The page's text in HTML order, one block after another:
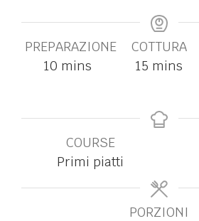
PREPARAZIONE
10 mins
COTTURA
15 mins
COURSE
Primi piatti
PORZIONI